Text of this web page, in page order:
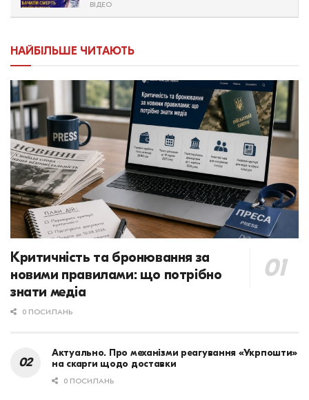
ВІДЕО
НАЙБІЛЬШЕ ЧИТАЮТЬ
Критичність та бронювання за
новими правилами: що потрібно
знати медіа
0 ПОСИЛАНЬ
Актуально. Про механізми реагування «Укрпошти»
на скарги щодо доставки
0 ПОСИЛАНЬ